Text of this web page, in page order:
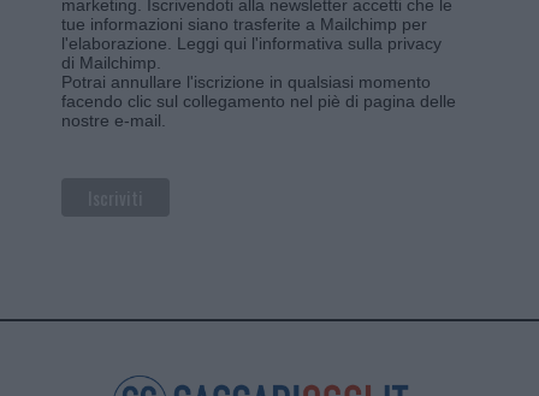
marketing. Iscrivendoti alla newsletter accetti che le
tue informazioni siano trasferite a Mailchimp per
l'elaborazione. Leggi qui l'informativa sulla privacy
di Mailchimp
Potrai annullare l'iscrizione in qualsiasi momento
facendo clic sul collegamento nel piè di pagina delle
nostre e-mail.